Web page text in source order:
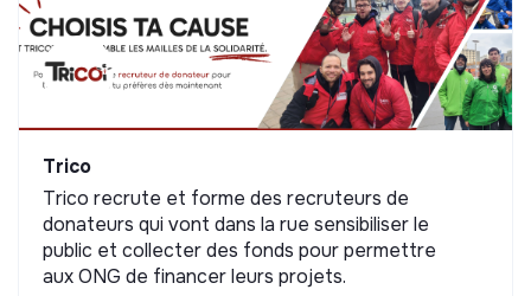
Trico
Trico recrute et forme des recruteurs de
donateurs qui vont dans la rue sensibiliser le
public et collecter des fonds pour permettre
aux ONG de financer leurs projets.